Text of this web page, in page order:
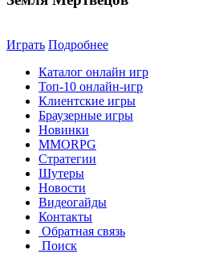
Играть Подробнее
Каталог онлайн игр
Топ-10 онлайн-игр
Клиентские игры
Браузерные игры
Новинки
MMORPG
Стратегии
Шутеры
Новости
Видеогайды
Контакты
Обратная связь
Поиск